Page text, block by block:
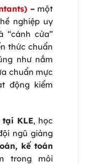
– một
nghiệp uy
“cánh cửa”
thức chuẩn
như nắm
chuẩn mực
động kiểm
tại KLE, học
ngũ giảng
kế toán
trong môi